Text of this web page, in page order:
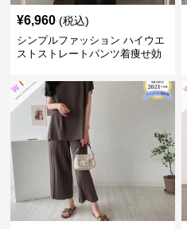
¥6,960 (税込)
シンプルファッション ハイウエ
ストストレートパンツ着痩せ効